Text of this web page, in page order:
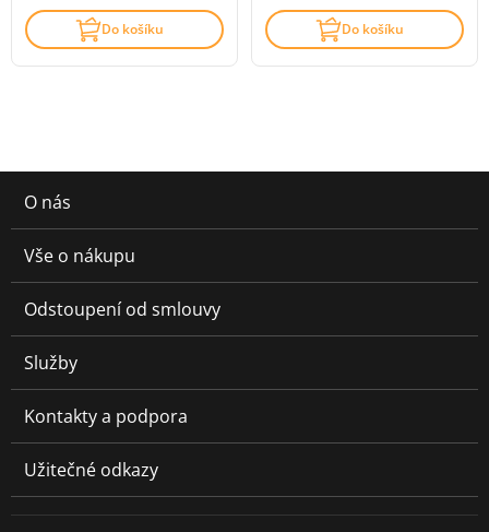
Do košíku Do košíku
O nás
Vše o nákupu
Odstoupení od smlouvy
Služby
Kontakty a podpora
Užitečné odkazy